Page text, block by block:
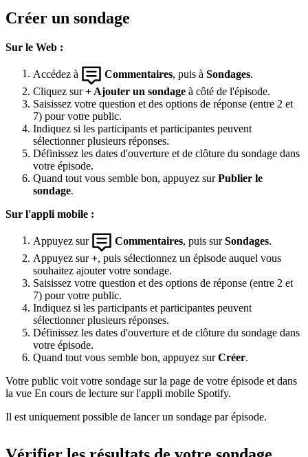
Créer un sondage
Sur le Web :
Accédez à Commentaires, puis à Sondages.
Cliquez sur+ Ajouter un sondage à côté de l'épisode.
Saisissez votre question et des options de réponse (entre 2 et
7) pour votre public.
Indiquez si les participants et participantes peuvent
sélectionner plusieurs réponses.
Définissez les dates d'ouverture et de clôture du sondage dans
votre épisode.
Quand tout vous semble bon, appuyez surPublier le
sondage.
Sur l'appli mobile :
Appuyez sur Commentaires, puis surSondages.
Appuyez sur+, puis sélectionnez un épisode auquel vous
souhaitez ajouter votre sondage.
Saisissez votre question et des options de réponse (entre 2 et
7) pour votre public.
Indiquez si les participants et participantes peuvent
sélectionner plusieurs réponses.
Définissez les dates d'ouverture et de clôture du sondage dans
votre épisode.
Quand tout vous semble bon, appuyez surCréer.
Votre public voit votre sondage sur la page de votre épisode et dans
la vue En cours de lecture sur l'appli mobile Spotify.
Il est uniquement possible de lancer un sondage par épisode.